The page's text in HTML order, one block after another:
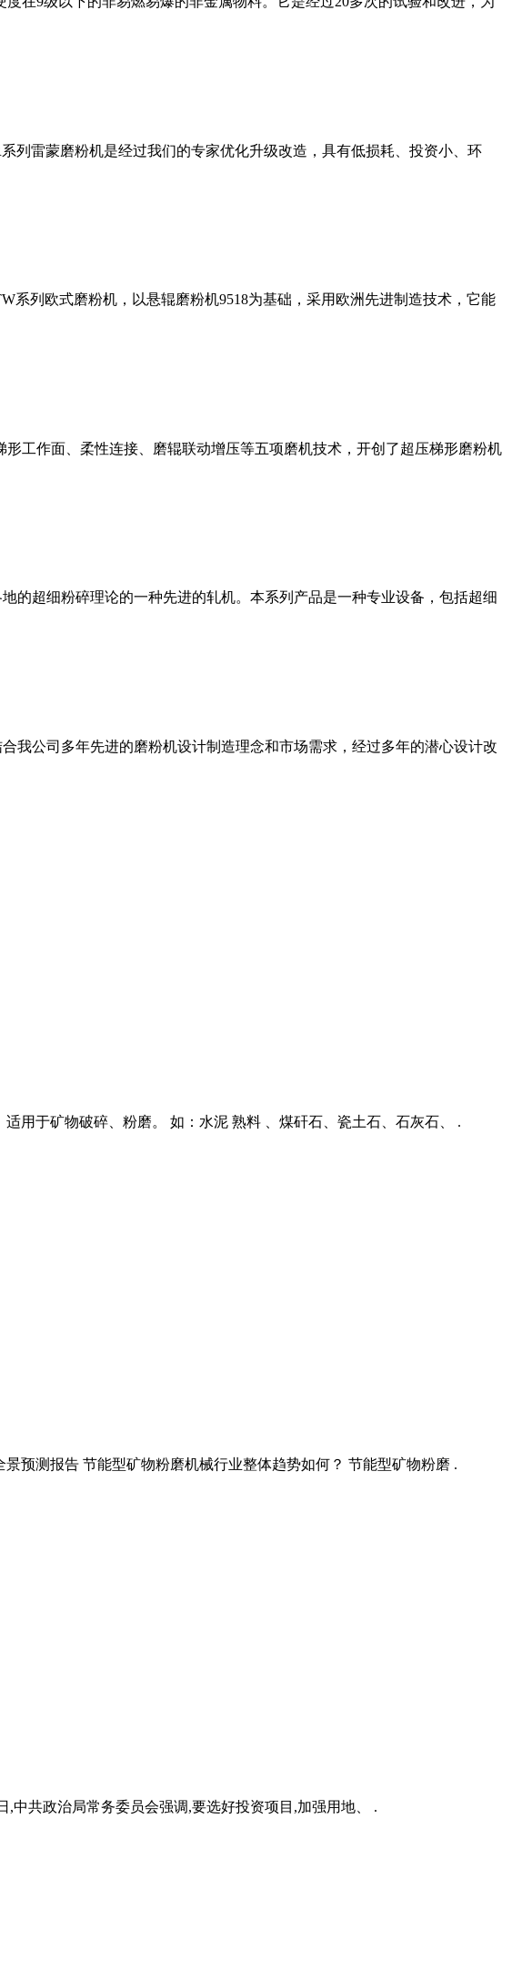
列雷蒙磨粉机是经过我们的专家优化升级改造，具有低损耗、投资小、环
列欧式磨粉机，以悬辊磨粉机9518为基础，采用欧洲先进制造技术，它能
工作面、柔性连接、磨辊联动增压等五项磨机技术，开创了超压梯形磨粉机
的超细粉碎理论的一种先进的轧机。本系列产品是一种专业设备，包括超细
我公司多年先进的磨粉机设计制造理念和市场需求，经过多年的潜心设计改
用于矿物破碎、粉磨。 如：水泥 熟料 、煤矸石、瓷土石、石灰石、 .
预测报告 节能型矿物粉磨机械行业整体趋势如何？ 节能型矿物粉磨 .
,中共政治局常务委员会强调,要选好投资项目,加强用地、 .